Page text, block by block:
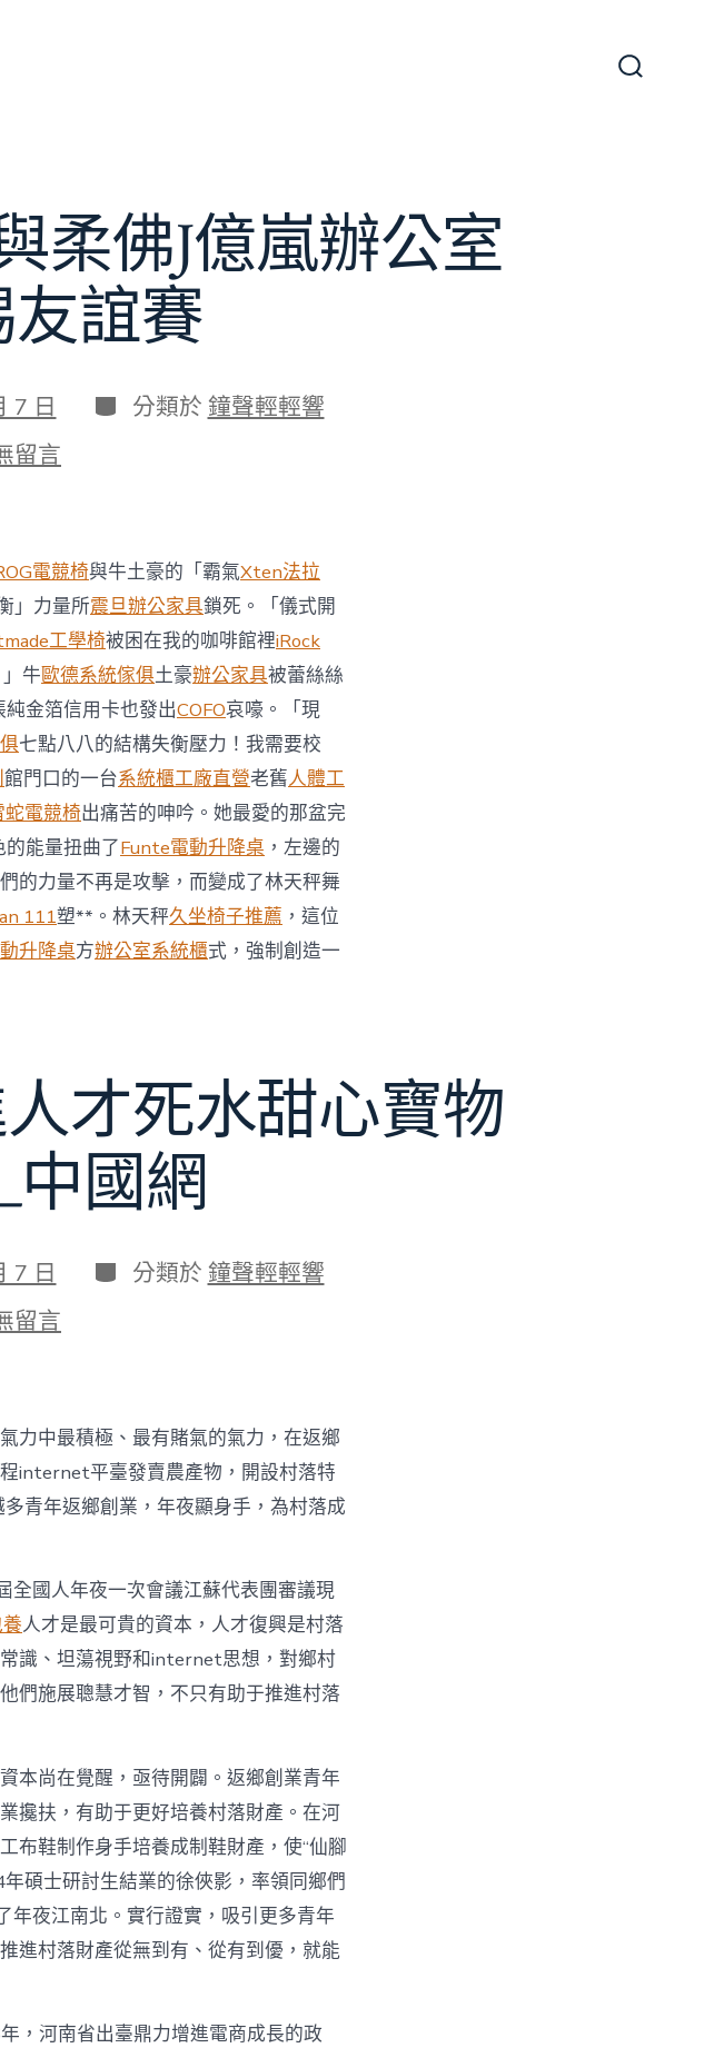
柔佛J億嵐辦公室
誼賽
7 日 分
類
分類於 鐘聲輕輕響
留言
電競椅與牛土豪的「霸氣Xten法拉
」力量所震旦辦公家具鎖死。「儀式開
工學椅被困在我的咖啡館裡iRock
牛歐德系統傢俱土豪辦公家具被蕾絲絲
純金箔信用卡也發出COFO哀嚎。「現
七點八八的結構失衡壓力！我需要校
館門口的一台系統櫃工廠直營老舊人體工
蛇電競椅出痛苦的呻吟。她最愛的那盆完
的能量扭曲了Funte電動升降桌 ，左邊的
的力量不再是攻擊，而變成了林天秤舞
111塑**。林天秤久坐椅子推薦 ，這位
升降桌方辦公室系統櫃式，強制創造一
才死水甜心寶物
中國網
7 日 分
類
分類於 鐘聲輕輕響
留言
力中最積極、最有賭氣的氣力，在返鄉
internet平臺發賣農產物，開設村落特
青年返鄉創業，年夜顯身手，為村落成
全國人年夜一次會議江蘇代表團審議現
人才是最可貴的資本，人才復興是村落
識、坦蕩視野和internet思想，對鄉村
們施展聰慧才智，不只有助于推進村落
本尚在覺醒，亟待開闢。返鄉創業青年
攙扶，有助于更好培養村落財產。在河
布鞋制作身手培養成制鞋財產，使“仙腳
碩士研討生結業的徐俠影，率領同鄉們
年夜江南北。實行證實，吸引更多青年
進村落財產從無到有、從有到優，就能
，河南省出臺鼎力增進電商成長的政